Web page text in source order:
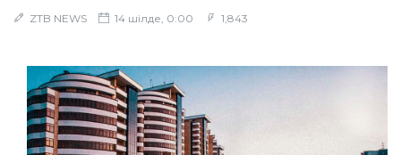
ZTB NEWS 14 шілде, 0:00 1,843